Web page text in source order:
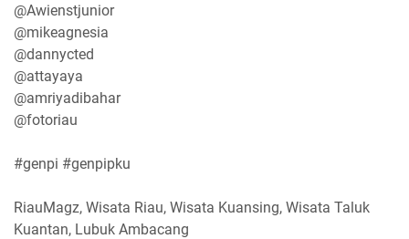
@Awienstjunior
@mikeagnesia
@dannycted
@attayaya
@amriyadibahar
@fotoriau
#genpi #genpipku
RiauMagz, Wisata Riau, Wisata Kuansing, Wisata Taluk
Kuantan, Lubuk Ambacang